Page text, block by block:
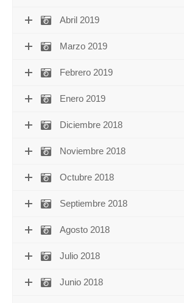
Abril 2019
Marzo 2019
Febrero 2019
Enero 2019
Diciembre 2018
Noviembre 2018
Octubre 2018
Septiembre 2018
Agosto 2018
Julio 2018
Junio 2018